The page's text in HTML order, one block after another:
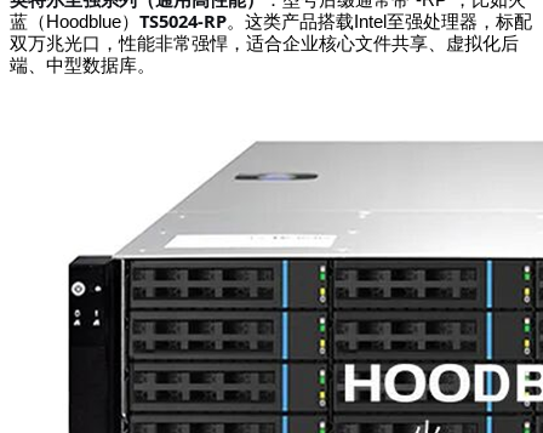
蓝（Hoodblue） TS5024-RP。这类产品搭载Intel至强处理器，标配
双万兆光口，性能非常强悍，适合企业核心文件共享、虚拟化后
端、中型数据库。